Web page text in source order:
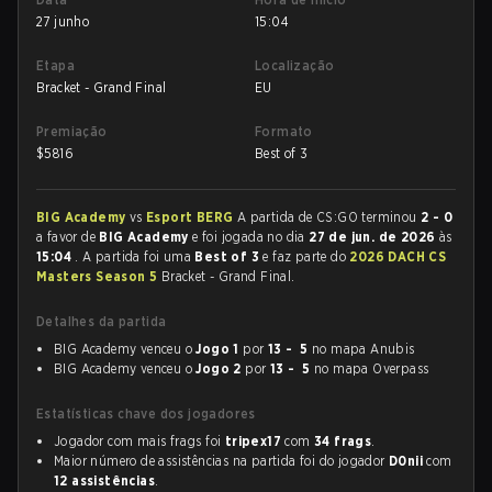
27 junho
15:04
Etapa
Bracket - Grand Final
Localização
EU
Premiação
$5816
Formato
Best of 3
BIG Academy vs Esport BERG A partida de CS:GO terminou 2 - 0
a favor de BIG Academye foi jogada no dia 27 de jun. de 2026 às
15:04 . A partida foi uma Best of 3e faz parte do 2026 DACH CS
Masters Season 5 Bracket - Grand Final.
Detalhes da partida
BIG Academy venceu oJogo 1 por 13 - 5 no mapa Anubis
BIG Academy venceu oJogo 2 por 13 - 5 no mapa Overpass
Estatísticas chave dos jogadores
Jogador com mais frags foi tripex17 com34 frags.
Maior número de assistências na partida foi do jogador D0nii com
12 assistências.